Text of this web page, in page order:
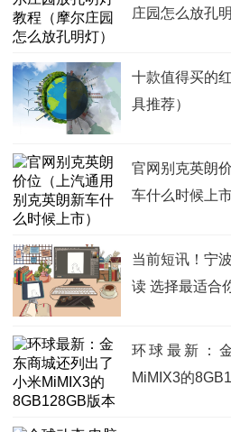
庄园怎么放孔明
十款值得买的
具推荐）
官网别克英朗
车什么时候上市
当前短讯！宁
读 选择最适合
环球最新：
MiMIX3的